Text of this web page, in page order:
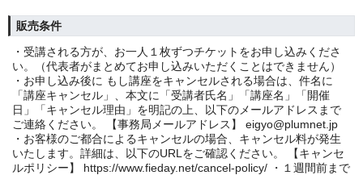
販売条件
・受講される方が、お一人１枚ずつチケットをお申し込みくださ
い。（代表者がまとめてお申し込みいただくことはできません）
・お申し込み後に もし講座をキャンセルされる場合は、件名に
「講座キャンセル」、本文に「受講者氏名」「講座名」「開催
日」「キャンセル理由」を明記の上、以下のメールアドレスまで
ご連絡ください。 【事務局メールアドレス】 eigyo@plumnet.jp
・お客様のご都合によるキャンセルの場合、キャンセル料が発生
いたします。詳細は、以下のURLをご確認ください。 【キャンセ
ルポリシー】 https://www.fieday.net/cancel-policy/ ・１週間前まで